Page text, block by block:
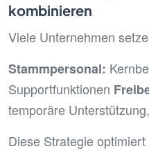
kombinieren
Viele Unternehmen
Stammpersonal:
Supportfunktionen
temporäre
Diese Strategie